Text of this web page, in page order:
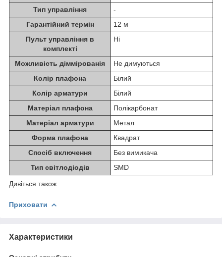
Тип управління
-
Гарантійний термін
12 м
Пульт управління в
комплекті
Ні
Можливість діммірованія
Не димуються
Колір плафона
Білий
Колір арматури
Білий
Матеріал плафона
Полікарбонат
Матеріал арматури
Метал
Форма плафона
Квадрат
Спосіб включення
Без вимикача
Тип світлодіодів
SMD
Дивіться також
Приховати
Характеристики